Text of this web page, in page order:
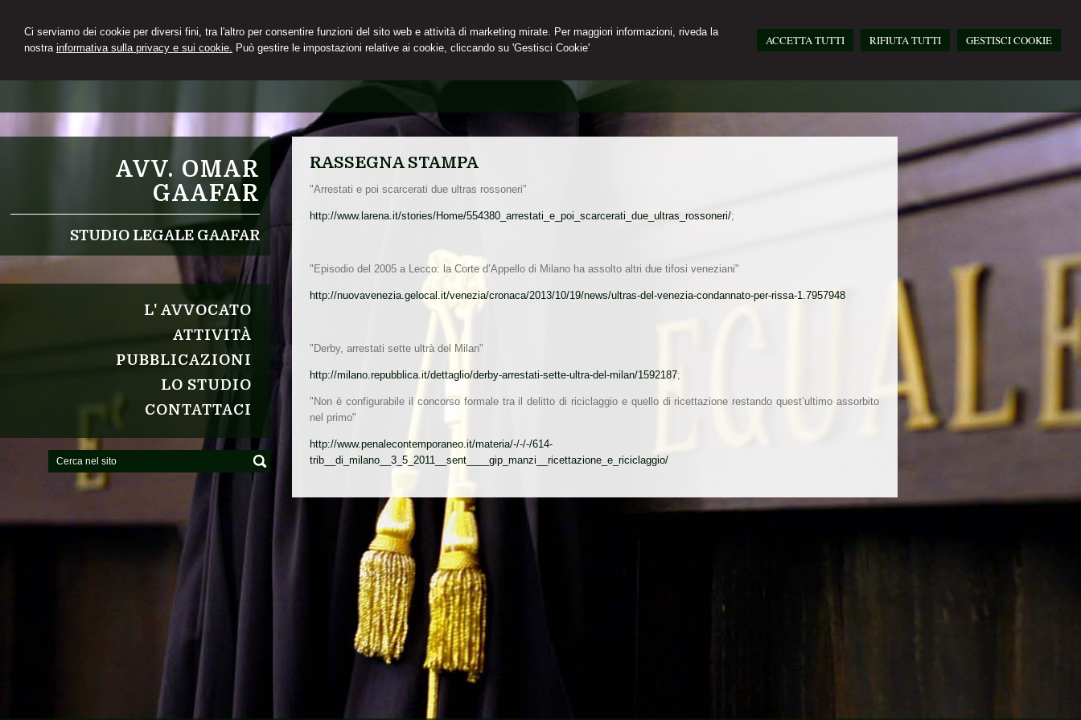
Ci serviamo dei cookie per diversi fini, tra l'altro per consentire funzioni del sito web e attività di marketing mirate. Per maggiori informazioni, riveda la
nostra informativa sulla privacy e sui cookie. Può gestire le impostazioni relative ai cookie, cliccando su 'Gestisci Cookie'
ACCETTA TUTTI RIFIUTA TUTTI GESTISCI COOKIE
AVV. OMAR
GAAFAR
STUDIO LEGALE GAAFAR
L' AVVOCATO
ATTIVITÀ
PUBBLICAZIONI
LO STUDIO
CONTATTACI
RASSEGNA STAMPA
"Arrestati e poi scarcerati due ultras rossoneri"
http://www.larena.it/stories/Home/554380_arrestati_e_poi_scarcerati_due_ultras_rossoneri/;
"Episodio del 2005 a Lecco: la Corte d’Appello di Milano ha assolto altri due tifosi veneziani"
http://nuovavenezia.gelocal.it/venezia/cronaca/2013/10/19/news/ultras-del-venezia-condannato-per-rissa-1.7957948
"Derby, arrestati sette ultrà del Milan"
http://milano.repubblica.it/dettaglio/derby-arrestati-sette-ultra-del-milan/1592187;
"Non è configurabile il concorso formale tra il delitto di riciclaggio e quello di ricettazione restando quest’ultimo assorbito
nel primo"
http://www.penalecontemporaneo.it/materia/-/-/-/614-
trib__di_milano__3_5_2011__sent____gip_manzi__ricettazione_e_riciclaggio/